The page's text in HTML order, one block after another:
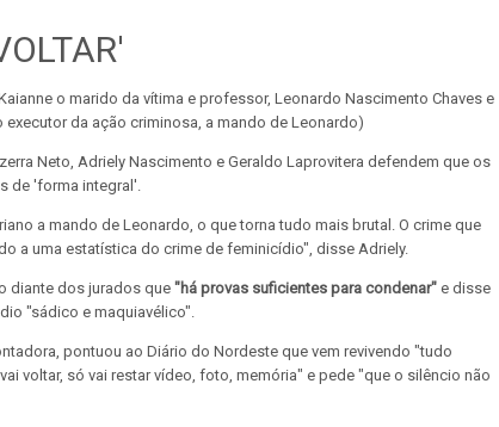
o marido da vítima e professor, Leonardo Nascimento Chaves e
da ação criminosa, a mando de Leonardo)
Neto, Adriely Nascimento e Geraldo Laprovitera defendem que os
de 'forma integral'.
a mando de Leonardo, o que torna tudo mais brutal. O crime que
a uma estatística do crime de feminicídio", disse Adriely.
diante dos jurados que "há provas suficientes para condenar" e disse
"sádico e maquiavélico".
pontuou ao Diário do Nordeste que vem revivendo "tudo
voltar, só vai restar vídeo, foto, memória" e pede "que o silêncio não